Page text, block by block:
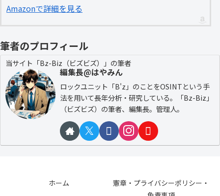
Amazonで詳細を見る
筆者のプロフィール
当サイト「Bz-Biz（ビズビズ）」の筆者
編集長@はやみん
ロックユニット「B'z」のことをOSINTという手
法を用いて長年分析・研究している。「Bz-Biz」
（ビズビズ）の筆者、編集長。管理人。
ホーム
憲章・プライバシーポリシー・